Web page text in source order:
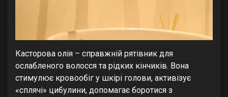
Касторова олія – справжній рятівник для
ослабленого волосся та рідких кінчиків. Вона
стимулює кровообіг у шкірі голови, активізує
«сплячі» цибулини, допомагає боротися з